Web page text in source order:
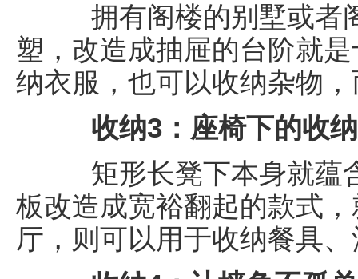
拥有阁楼的别墅或者
塑，改造成抽屉的台阶就
纳衣服，也可以收纳杂物
收纳3：座椅下的收
矩形长凳下本身就蕴
板改造成宽裕翻起的款式
厅，则可以用于收纳餐具